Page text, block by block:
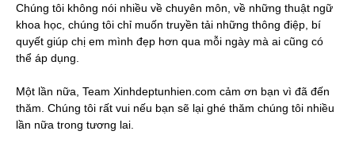
Chúng tôi không nói nhiều về chuyên môn, về những thuật ngữ
khoa học, chúng tôi chỉ muốn truyền tải những thông điệp, bí
quyết giúp chị em mình đẹp hơn qua mỗi ngày mà ai cũng có
thể áp dụng.
Một lần nữa, Team Xinhdeptunhien.com cảm ơn bạn vì đã đến
thăm. Chúng tôi rất vui nếu bạn sẽ lại ghé thăm chúng tôi nhiều
lần nữa trong tương lai.